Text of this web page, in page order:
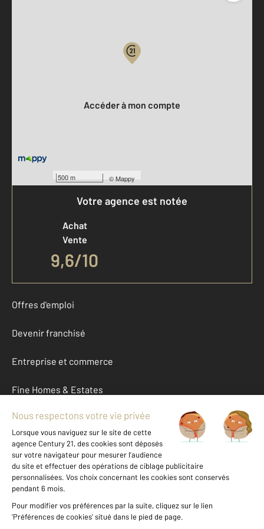
500 m ©Mappy
Accéder à mon compte
Votre agence est notée
Achat
Vente
9,6/10
Offres d'emploi
Devenir franchisé
Entreprise et commerce
Fine Homes & Estates
À propos
International
Nous contacter